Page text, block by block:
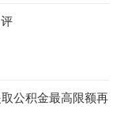
公积金最高限额再